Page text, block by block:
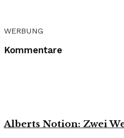
WERBUNG
Kommentare
Alberts Notion: Zwei